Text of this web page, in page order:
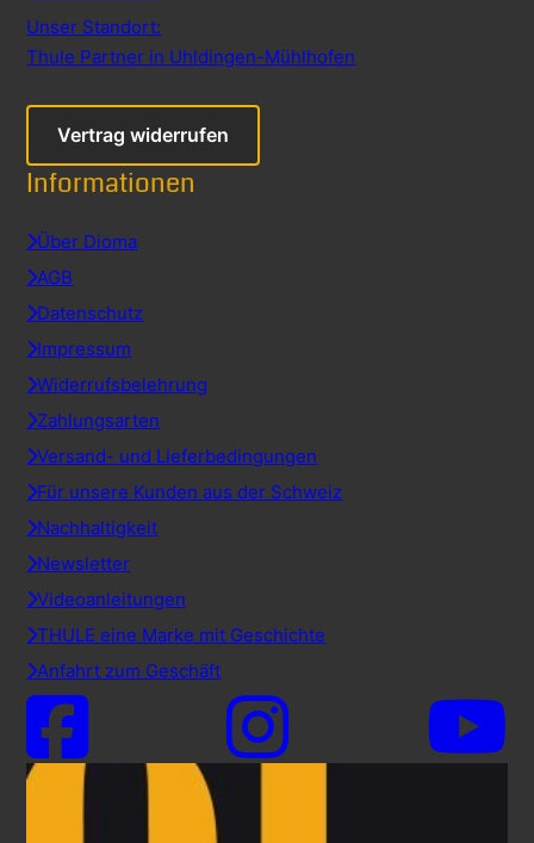
Unser Standort:
Thule Partner in Uhldingen-Mühlhofen
Vertrag widerrufen
Informationen
Über Dioma
AGB
Datenschutz
Impressum
Widerrufsbelehrung
Zahlungsarten
Versand- und Lieferbedingungen
Für unsere Kunden aus der Schweiz
Nachhaltigkeit
Newsletter
Videoanleitungen
THULE eine Marke mit Geschichte
Anfahrt zum Geschäft